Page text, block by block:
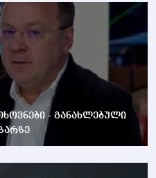
- განახლებული